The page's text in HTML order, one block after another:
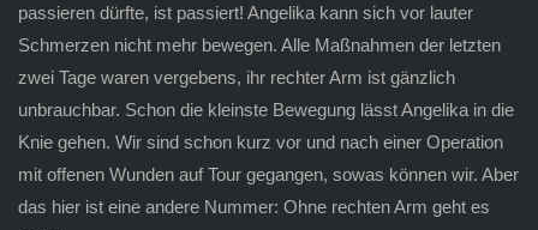
passieren dürfte, ist passiert! Angelika kann sich vor lauter
Schmerzen nicht mehr bewegen. Alle Maßnahmen der letzten
zwei Tage waren vergebens, ihr rechter Arm ist gänzlich
unbrauchbar. Schon die kleinste Bewegung lässt Angelika in die
Knie gehen. Wir sind schon kurz vor und nach einer Operation
mit offenen Wunden auf Tour gegangen, sowas können wir. Aber
das hier ist eine andere Nummer: Ohne rechten Arm geht es